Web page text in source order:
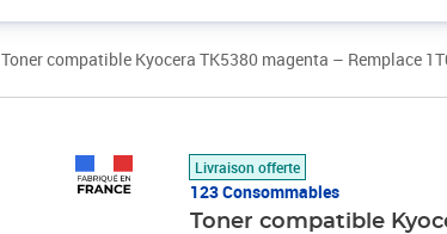
Toner compatible Kyocera TK5380 magenta – Remplace
Livraison offerte
123 Consommables
Toner compatible
Prix 36,99€